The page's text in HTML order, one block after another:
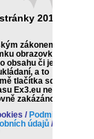
2014 -
zákonem.
obrazovky či
obsahu či jeho
a to
tlačítka sdílet)
Ex3.eu nebo
zakázáno.
/ Podmínky
údajů /